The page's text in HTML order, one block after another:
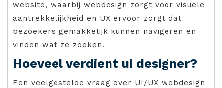
website, waarbij webdesign zorgt voor visuele
aantrekkelijkheid en UX ervoor zorgt dat
bezoekers gemakkelijk kunnen navigeren en
vinden wat ze zoeken.
Hoeveel verdient ui designer?
Een veelgestelde vraag over UI/UX webdesign